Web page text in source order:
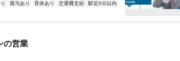
賞与あり 育休あり 交通費支給
駅近5分以内
の営業